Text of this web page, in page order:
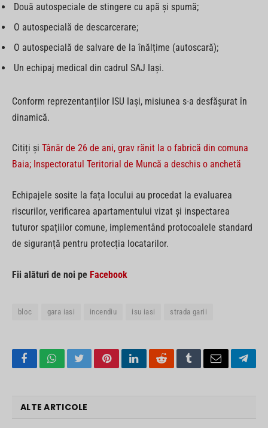
Două autospeciale de stingere cu apă și spumă;
O autospecială de descarcerare;
O autospecială de salvare de la înălțime (autoscară);
Un echipaj medical din cadrul SAJ Iași.
Conform reprezentanților ISU Iași, misiunea s-a desfășurat în
dinamică.
Citiți și Tânăr de 26 de ani, grav rănit la o fabrică din comuna
Baia; Inspectoratul Teritorial de Muncă a deschis o anchetă
Echipajele sosite la fața locului au procedat la evaluarea
riscurilor, verificarea apartamentului vizat și inspectarea
tuturor spațiilor comune, implementând protocoalele standard
de siguranță pentru protecția locatarilor.
Fii alături de noi pe Facebook
bloc gara iasi incendiu isu iasi strada garii
FacebookWhatsApp
TwitterPinterestLinkedInRedditTumblrEmail
ALTE ARTICOLE